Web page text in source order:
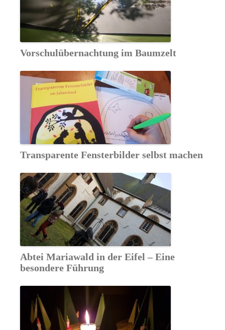
Vorschulübernachtung im Baumzelt
Transparente Fensterbilder selbst machen
Abtei Mariawald in der Eifel – Eine
besondere Führung